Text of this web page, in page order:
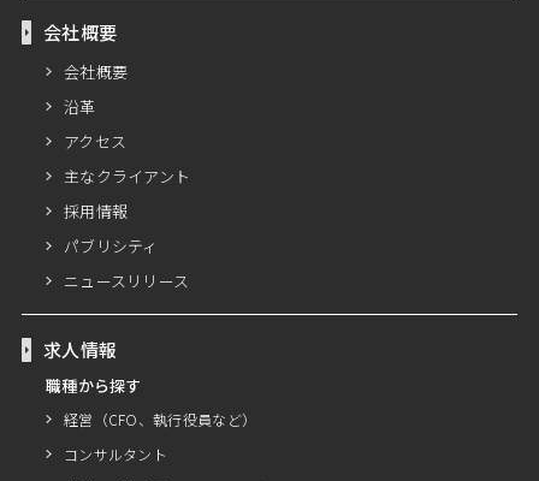
会社概要
会社概要
沿革
アクセス
主なクライアント
採用情報
パブリシティ
ニュースリリース
求人情報
職種から探す
経営（CFO、執行役員など）
コンサルタント